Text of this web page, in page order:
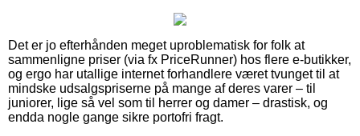
Det er jo efterhånden meget uproblematisk for folk at
sammenligne priser (via fx PriceRunner) hos flere e-butikker,
og ergo har utallige internet forhandlere været tvunget til at
mindske udsalgspriserne på mange af deres varer – til
juniorer, lige så vel som til herrer og damer – drastisk, og
endda nogle gange sikre portofri fragt.